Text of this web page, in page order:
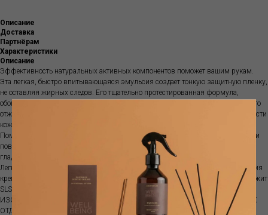
Описание
Доставка
Партнёрам
Характеристики
Описание
Эффективность натуральных активных компонентов поможет вашим рукам.
Эта легкая, быстро впитывающаяся эмульсия создает тонкую защитную пленку,
не оставляя жирных следов. Его тщательно протестированная формула,
обогащенная органическим тосканским оливковым маслом первого холодного
отжима IGP и витамином Е, помогает предотвратить неприятное явление сухости
кожи, сохраняя кожу рук мягкой и плотной в течение длительного времени.
Помогает предотвратить покраснение и растрескивание. Даже самые хрупкие и
поврежденные ногти выиграют от богатства состава, вернув себе красивые,
гладкие и крепкие за короткое время.
Легкими массирующими движениями втирайте в кожу до полного впитывания
крема. Натуральный продукт, дерматологически протестированный. Не содержит
SLS/SLES, ПАРАБЕНОВ, СИЛИКОНОВ, МИНЕРАЛЬНЫХ МАСЕЛ,
ИЗОТИАЗОЛИНОНОВ, ИСКУССТВЕННЫХ КРАСИТЕЛЕЙ, СИНТЕТИЧЕСКИХ
ОТДУШЕК